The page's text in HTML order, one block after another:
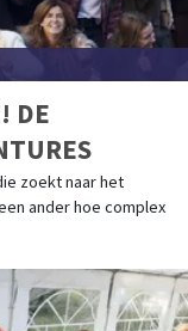
DE
zoekt naar het
ander hoe complex